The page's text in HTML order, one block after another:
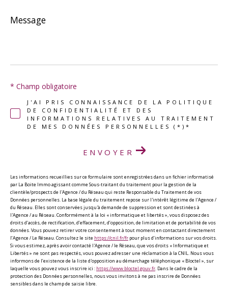
Message
*
J'AI PRIS CONNAISSANCE DE LA POLITIQUE
DE CONFIDENTIALITÉ ET DES
INFORMATIONS RELATIVES AU TRAITEMENT
DE MES DONNÉES PERSONNELLES (*)*
* Champ obligatoire
ENVOYER
Les informations recueillies sur ce formulaire sont enregistrées dans un fichier informatisé
par La Boite Immo agissant comme Sous-traitant du traitement pour la gestion de la
clientèle/prospects de l'Agence / du Réseau qui reste Responsable du Traitement de vos
Données personnelles. La base légale du traitement repose sur l'intérêt légitime de l'Agence /
du Réseau. Elles sont conservées jusqu'à demande de suppression et sont destinées à
l'Agence / au Réseau. Conformément à la loi « informatique et libertés », vous disposez des
droits d’accès, de rectification, d’effacement, d’opposition, de limitation et de portabilité de vos
données. Vous pouvez retirer votre consentement à tout moment en contactant directement
l’Agence / Le Réseau. Consultez le site https://cnil.fr/fr pour plus d’informations sur vos droits.
Si vous estimez, après avoir contacté l'Agence / le Réseau, que vos droits « Informatique et
Libertés » ne sont pas respectés, vous pouvez adresser une réclamation à la CNIL. Nous vous
informons de l’existence de la liste d'opposition au démarchage téléphonique « Bloctel », sur
laquelle vous pouvez vous inscrire ici : https://www.bloctel.gouv.fr. Dans le cadre de la
protection des Données personnelles, nous vous invitons à ne pas inscrire de Données
sensibles dans le champ de saisie libre.